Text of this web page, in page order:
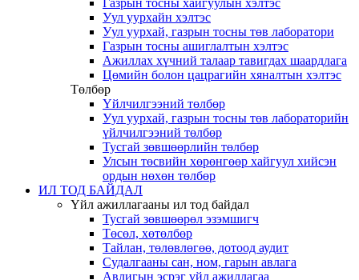
Газрын тосны хайгуулын хэлтэс
Уул уурхайн хэлтэс
Уул уурхай, газрын тосны төв лаборатори
Газрын тосны ашиглалтын хэлтэс
Ажиллах хүчний талаар тавигдах шаардлага
Цөмийн болон цацрагийн хяналтын хэлтэс
Төлбөр
Үйлчилгээний төлбөр
Уул уурхай, газрын тосны төв лабораторийн
үйлчилгээний төлбөр
Тусгай зөвшөөрлийн төлбөр
Улсын төсвийн хөрөнгөөр хайгуул хийсэн
ордын нөхөн төлбөр
ИЛ ТОД БАЙДАЛ
Үйл ажиллагааны ил тод байдал
Тусгай зөвшөөрөл эзэмшигч
Төсөл, хөтөлбөр
Тайлан, төлөвлөгөө, дотоод аудит
Судалгааны сан, ном, гарын авлага
Авлигын эсрэг үйл ажиллагаа